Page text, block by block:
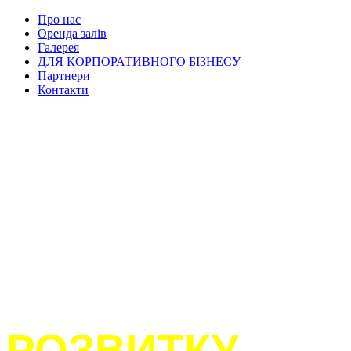
Про нас
Оренда залів
Галерея
ДЛЯ КОРПОРАТИВНОГО БІЗНЕСУ
Партнери
Контакти